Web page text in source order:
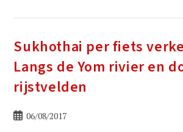
Sukhothai per fiets
Langs de Yom rivier en
rijstvelden
Bericht06/08/2017